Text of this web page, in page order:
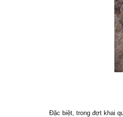
Đặc biệt, trong đợt khai